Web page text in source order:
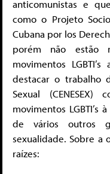
anticomunistas e
como o Projeto
Cubana por los
porém não estão
movimentos
destacar o trabalho
Sexual
movimentos LGBTI’s
de vários outros
sexualidade. Sobre a
raízes: